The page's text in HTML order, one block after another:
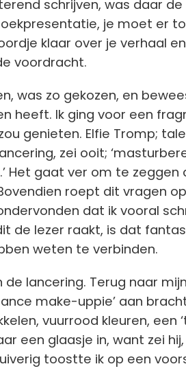
schrijven, was daar
je moet er
klaar over je verhaal
voordracht.
was zo gekozen, en
heeft. Ik ging voor een
genieten. Elfie Tromp;
zei ooit;
Het gaat ver om te
roept dit vragen
dat ik vooral
de lezer raakt, is dat
weten te verbinden.
lancering. Terug naar
make-uppie’ aan
vuurrood kleuren, een
een glaasje in, want zei
toostte ik op een